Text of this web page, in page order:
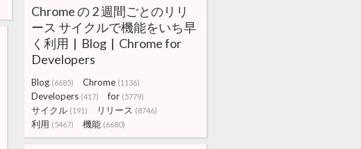
Chrome の 2 週間ごとのリリ
ース サイクルで機能をいち早
く利用 | Blog | Chrome for
Developers
Blog (6685) Chrome (1136)
Developers (417) for (5779)
サイクル (191) リリース (8746)
利用 (5467) 機能 (6680)